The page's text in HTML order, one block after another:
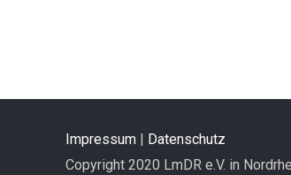
Impressum | Datenschutz
Copyright 2020 LmDR e.V. in